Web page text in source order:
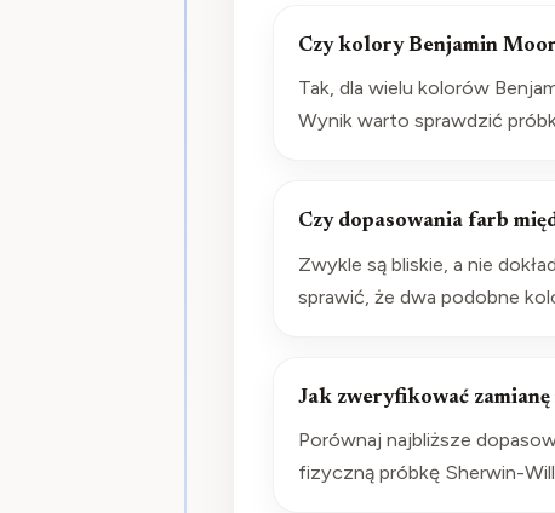
Czy kolory Benjamin
Tak, dla wielu kolorów
Wynik warto sprawdzić
Czy dopasowania farb
Zwykle są bliskie, a nie
sprawić, że dwa podobne
Jak zweryfikować
Porównaj najbliższe
fizyczną próbkę Sherwin-